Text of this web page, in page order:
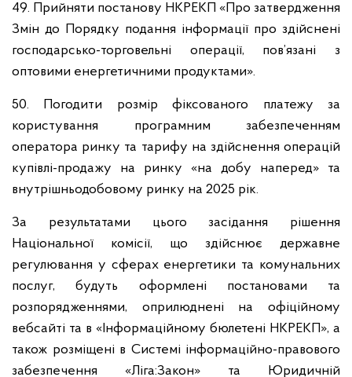
49. Прийняти постанову НКРЕКП «Про затвердження
Змін до Порядку подання інформації про здійснені
господарсько-торговельні операції, пов’язані з
оптовими енергетичними продуктами».
50. Погодити розмір фіксованого платежу за
користування програмним забезпеченням
оператора ринку та тарифу на здійснення операцій
купівлі-продажу на ринку «на добу наперед» та
внутрішньодобовому ринку на 2025 рік.
За результатами цього засідання рішення
Національної комісії, що здійснює державне
регулювання у сферах енергетики та комунальних
послуг, будуть оформлені постановами та
розпорядженнями, оприлюднені на офіційному
вебсайті та в «Інформаційному бюлетені НКРЕКП», а
також розміщені в Системі інформаційно-правового
забезпечення «Ліга:Закон» та Юридичній